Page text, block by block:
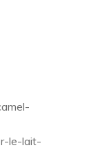
le-lait-